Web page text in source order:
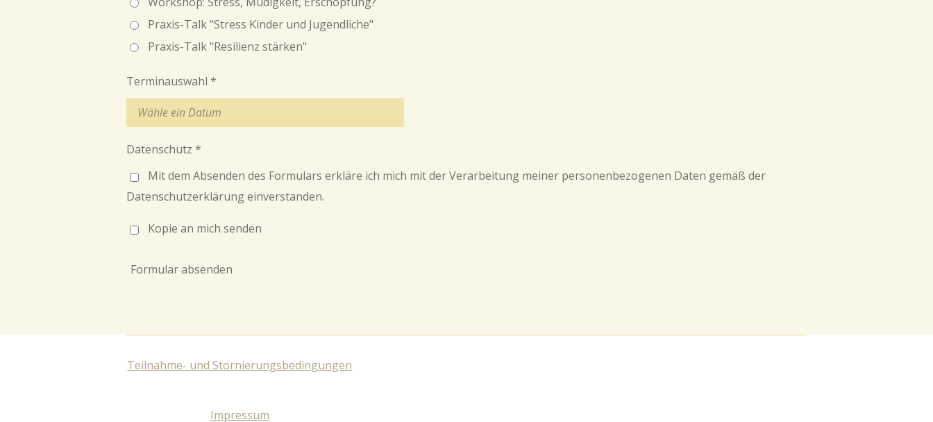
Praxis-Talk "Stress Kinder und Jugendliche"
Praxis-Talk "Resilienz stärken"
Terminauswahl *
Datenschutz *
Mit dem Absenden des Formulars erkläre ich mich mit der Verarbeitung meiner personenbezogenen Daten gemäß der
Datenschutzerklärung einverstanden.
Kopie an mich senden
Formular absenden
Teilnahme- und Stornierungsbedingungen
Impressum